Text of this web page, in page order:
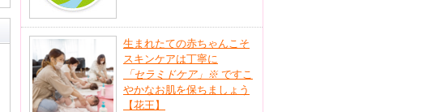
生まれたての赤ちゃんこそ
スキンケアは丁寧に
「セラミドケア」 ※ ですこ
やかなお肌を保ちましょう
【花王】